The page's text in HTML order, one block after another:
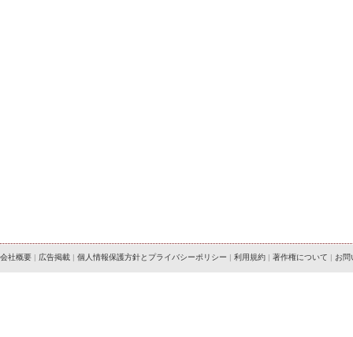
会社概要 | 広告掲載 | 個人情報保護方針とプライバシーポリシー | 利用規約 | 著作権について | お問